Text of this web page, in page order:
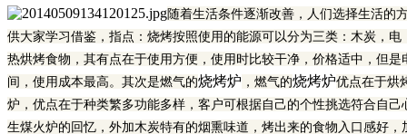
随着生活条件逐渐改善，人们选择生活的
供大家学习借鉴，指点：烧烤按照使用的能源可以分为三类：木炭，
热烘烤食物，其有点在于使用方便，使用时比较干净，价格适中，但
间，使用成本最高。其次是燃气的烧烤炉 ，燃气的烧烤炉优点在于烘
炉，优点在于种类繁多功能多样，客户可根据自己的个性挑选符合自
生煤火炉的回忆，外加木炭特有的烟熏味道，烤出来的食物入口感好